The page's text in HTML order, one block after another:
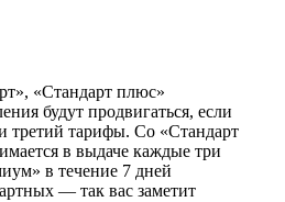
«Стандарт плюс»
будут продвигаться, если
третий тарифы. Со «Стандарт
в выдаче каждые три
в течение 7 дней
— так вас заметит